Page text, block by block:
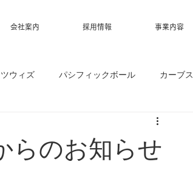
会社案内 採用情報 事業内容
ウィズ パシフィックボール カーブス
らのお知らせ